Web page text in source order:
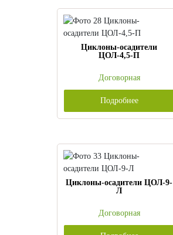
Циклоны-осадители
ЦОЛ-4,5-П
Договорная
Подробнее
Циклоны-осадители ЦОЛ-9-
Л
Договорная